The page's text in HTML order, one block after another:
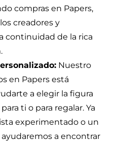
compras en Papers,
creadores y
continuidad de la rica
Nuestro
en Papers está
a elegir la figura
ti o para regalar. Ya
experimentado o un
a encontrar